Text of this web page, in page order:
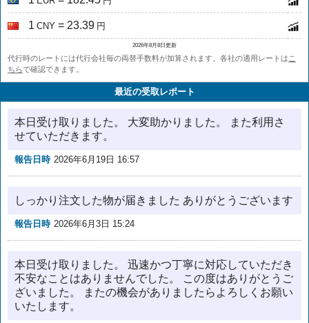
1 CNY = 23.39 円
2026年8月8日更新
代行時のレートには代行会社毎の両替手数料が加算されます。各社の適用レートは こ
ちらで確認できます。
最近の受取レポート
本日受け取りました。 大変助かりました。 また利用さ
せていただきます。
報告日時 2026年6月19日 16:57
しっかり注文した物が届きました ありがとうございます
報告日時 2026年6月3日 15:24
本日受け取りました。 迅速かつ丁寧に対応していただき
不安なことはありませんでした。 この度はありがとうご
ざいました。 またの機会がありましたらよろしくお願い
いたします。